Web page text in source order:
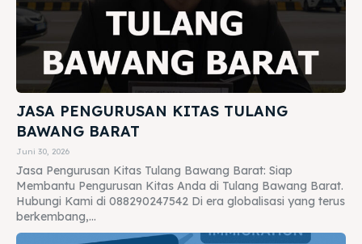
JASA PENGURUSAN KITAS TULANG
BAWANG BARAT
Juni 30, 2026
Jasa Pengurusan Kitas Tulang Bawang Barat: Siap
Membantu Pengurusan Kitas Anda di Tulang Bawang Barat.
Hubungi Kami di 088290247542 Di era globalisasi yang terus
berkembang,...